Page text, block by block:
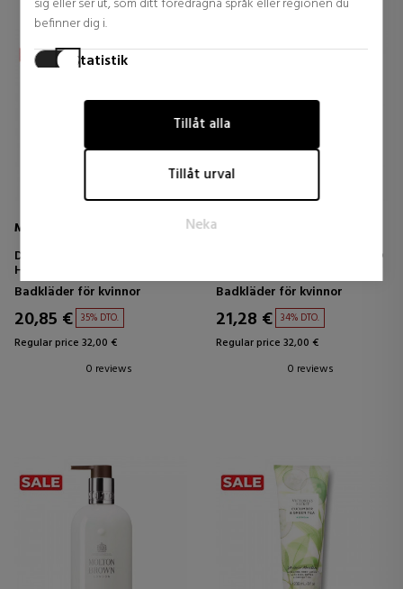
befinner dig i.
Statistik
besökare interagerar med webbplatser genom att samla in
och rapportera information anonymt.
webbplatser. Avsikten är att visa annonser som är relevanta
och engagerande för den enskilda användaren och därmed
Tillåt alla
Tillåt urval
Neka
MOLTON BROWN
DELICIOUS RHUBARB & ROSE
HAND LOTION
Badkläder för kvinnor
20,85 € 35% DTO.
Regular price 32,00 €
0 reviews
MOLTON BROWN
HEAVENLY GINGERLILY HAND
Badkläder för kvinnor
21,28 € 34% DTO.
Regular price 32,00 €
0 reviews